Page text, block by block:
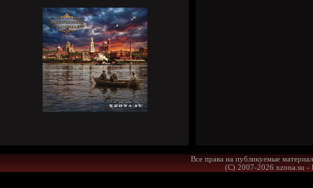
Все права на публикуемые
(С) 2007-2026 xzona.su -